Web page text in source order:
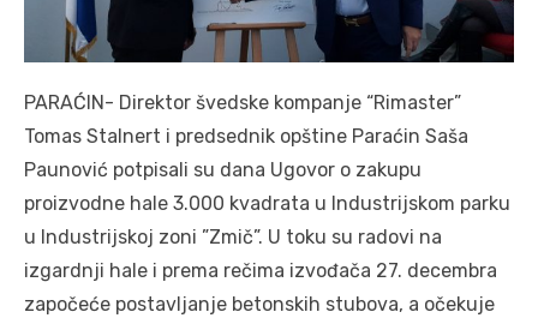
PARAĆIN- Direktor švedske kompanje “Rimaster”
Tomas Stalnert i predsednik opštine Paraćin Saša
Paunović potpisali su dana Ugovor o zakupu
proizvodne hale 3.000 kvadrata u Industrijskom parku
u Industrijskoj zoni ”Zmič”. U toku su radovi na
izgardnji hale i prema rečima izvođača 27. decembra
započeće postavljanje betonskih stubova, a očekuje